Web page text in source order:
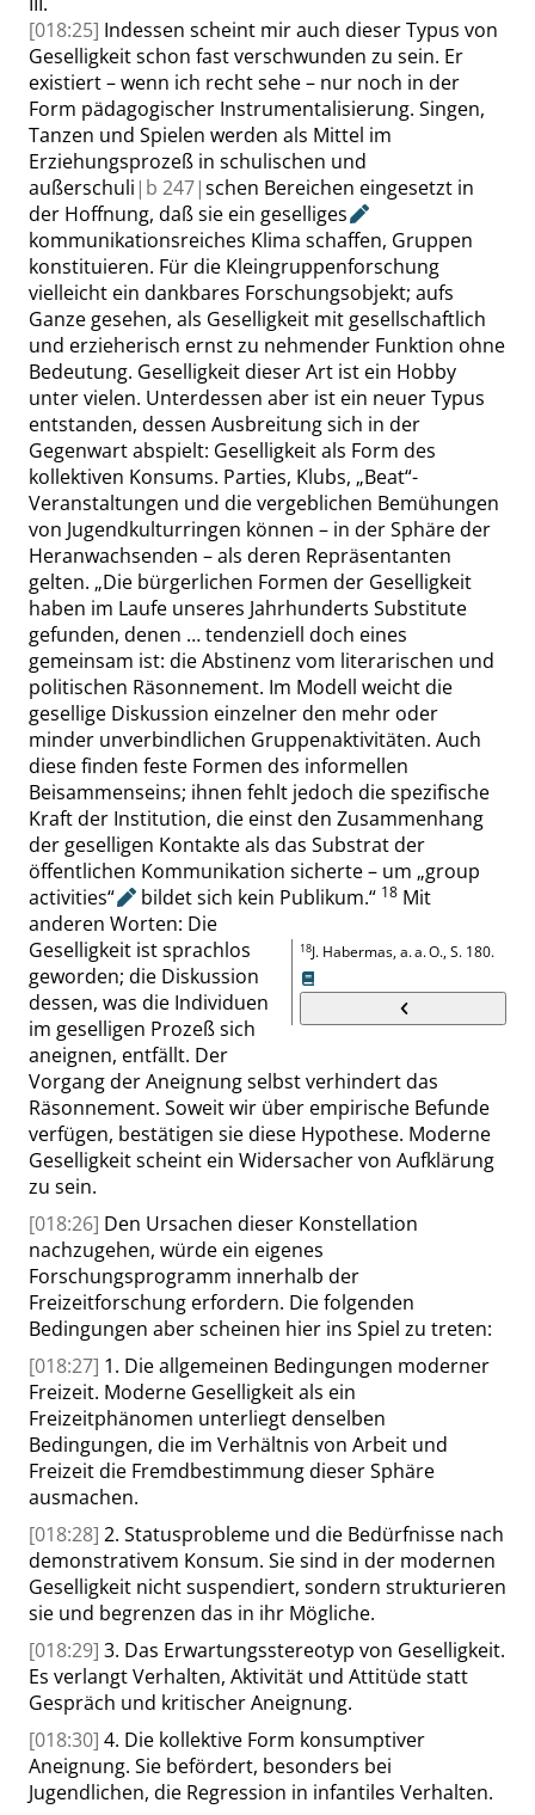
[018:25] Indessen scheint mir auch dieser Typus von
Geselligkeit schon fast verschwunden zu sein. Er
existiert – wenn ich recht sehe – nur noch in der
Form pädagogischer Instrumentalisierung. Singen,
Tanzen und Spielen werden als Mittel im
Erziehungsprozeß in schulischen und
außerschuli | b 247|schen Bereichen eingesetzt in
der Hoffnung, daß sie ein geselliges
kommunikationsreiches Klima schaffen, Gruppen
konstituieren. Für die Kleingruppenforschung
vielleicht ein dankbares Forschungsobjekt; aufs
Ganze gesehen, als Geselligkeit mit gesellschaftlich
und erzieherisch ernst zu nehmender Funktion ohne
Bedeutung. Geselligkeit dieser Art ist ein Hobby
unter vielen. Unterdessen aber ist ein neuer Typus
entstanden, dessen Ausbreitung sich in der
Gegenwart abspielt: Geselligkeit als Form des
kollektiven Konsums. Parties, Klubs, „Beat“-
Veranstaltungen und die vergeblichen Bemühungen
von Jugendkulturringen können – in der Sphäre der
Heranwachsenden – als deren Repräsentanten
gelten. „Die bürgerlichen Formen der Geselligkeit
haben im Laufe unseres Jahrhunderts Substitute
gefunden, denen … tendenziell doch eines
gemeinsam ist: die Abstinenz vom literarischen und
politischen Räsonnement. Im Modell weicht die
gesellige Diskussion einzelner den mehr oder
minder unverbindlichen Gruppenaktivitäten. Auch
diese finden feste Formen des informellen
Beisammenseins; ihnen fehlt jedoch die spezifische
Kraft der Institution, die einst den Zusammenhang
der geselligen Kontakte als das Substrat der
öffentlichen Kommunikation sicherte – um „group
activities“ bildet sich kein Publikum.“ 18
18J. Habermas, a. a. O.,S. 180.
Mit
anderen Worten: Die
Geselligkeit ist sprachlos
geworden; die Diskussion
dessen, was die Individuen
im geselligen Prozeß sich
aneignen, entfällt. Der
Vorgang der Aneignung selbst verhindert das
Räsonnement. Soweit wir über empirische Befunde
verfügen, bestätigen sie diese Hypothese. Moderne
Geselligkeit scheint ein Widersacher von Aufklärung
zu sein.
[018:26] Den Ursachen dieser Konstellation
nachzugehen, würde ein eigenes
Forschungsprogramm innerhalb der
Freizeitforschung erfordern. Die folgenden
Bedingungen aber scheinen hier ins Spiel zu treten:
[018:27] 1. Die allgemeinen Bedingungen moderner
Freizeit. Moderne Geselligkeit als ein
Freizeitphänomen unterliegt denselben
Bedingungen, die im Verhältnis von Arbeit und
Freizeit die Fremdbestimmung dieser Sphäre
ausmachen.
[018:28] 2. Statusprobleme und die Bedürfnisse nach
demonstrativem Konsum. Sie sind in der modernen
Geselligkeit nicht suspendiert, sondern strukturieren
sie und begrenzen das in ihr Mögliche.
[018:29] 3. Das Erwartungsstereotyp von Geselligkeit.
Es verlangt Verhalten, Aktivität und Attitüde statt
Gespräch und kritischer Aneignung.
[018:30] 4. Die kollektive Form konsumptiver
Aneignung. Sie befördert, besonders bei
Jugendlichen, die Regression in infantiles Verhalten.